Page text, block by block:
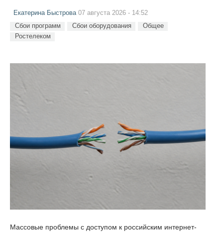
Екатерина Быстрова 07 августа 2026 - 14:52
Сбои программ Сбои оборудования
Общее
Ростелеком
Массовые проблемы с доступом к российским интернет-